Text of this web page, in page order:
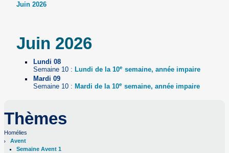
Juin 2026
Juin 2026
Lundi 08
Semaine 10 : Lundi de la 10esemaine, année impaire
Mardi 09
Semaine 10 : Mardi de la 10esemaine, année impaire
Thèmes
Homélies
Avent
Semaine Avent 1